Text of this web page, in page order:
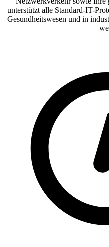
unterstützt alle Standard-IT-
Gesundheitswesen und in